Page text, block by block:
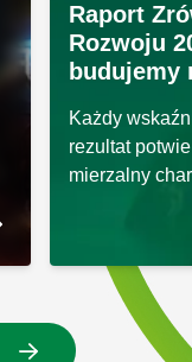
Raport
Rozwoju
budujemy
Każdy
rezultat
mierzalny